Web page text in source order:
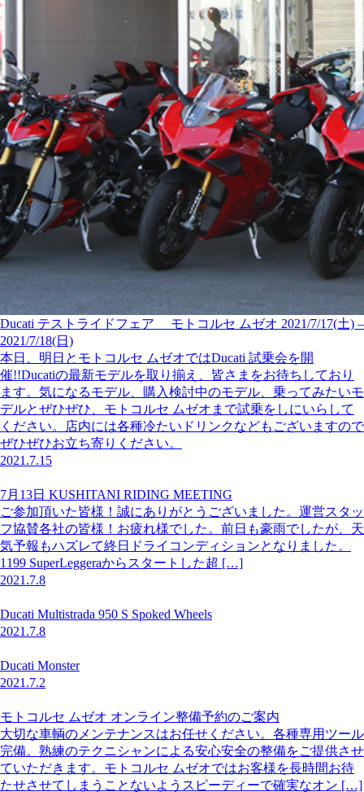
Ducati テストライドフェア モトコルセ ムゼオ 2021/7/17(土) –
2021/7/18(日)
本日、明日とモトコルセ ムゼオではDucati 試乗会を開
催!!Ducatiの最新モデルを取り揃え、皆さまをお待ちしており
ます。気になるモデル、購入検討中のモデル、乗ってみたいモ
デルとぜひぜひ、モトコルセ ムゼオまで試乗をしにいらして
ください。店内には各種冷たいドリンクなどもございますので
ぜひぜひお立ち寄りください。
2021.7.15
7月13日 KUSHITANI RIDING MEETING
ご参加頂いた皆様！誠にありがとうございました。運営スタッ
フ協賛各社の皆様！お疲れ様でした。前日も豪雨でしたが、天
気予報もハズレて終日ドライコンディションとなりました。
1199 SuperLeggeraからスタートした超 […]
2021.7.8
Ducati Multistrada 950 S Spoked Wheels
2021.7.8
Ducati Monster
2021.7.2
モトコルセ ムゼオ オンライン整備予約のご案内
大切な車輌のメンテナンスはお任せください。各種専用ツール
完備。熟練のテクニシャンによる安心安全の整備をご提供させ
ていただきます。モトコルセ ムゼオではお客様を長時間お待
たせさせてしまうことないようスピーディーで確実なオン […]